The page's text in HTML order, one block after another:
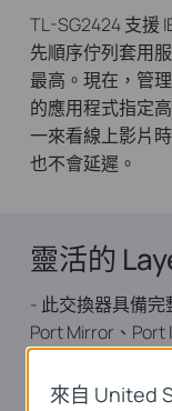
TL-SG2424 支援
先順序佇列套用
最高。現在，管
的應用程式指定
一來看線上影片
也不會延遲。
靈活的
- 此交換器具備完
Port Mirror、Port
Aggregation
- 支援 VLAN
來自 United